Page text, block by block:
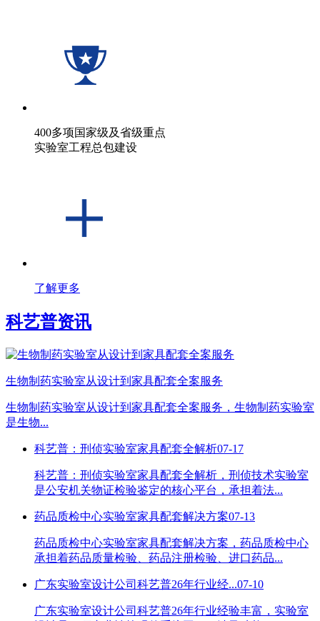
400多项国家级及省级重点
实验室工程总包建设
了解更多
科艺普资讯
生物制药实验室从设计到家具配套全案服务
生物制药实验室从设计到家具配套全案服务，生物制药实验室
是生物...
科艺普：刑侦实验室家具配套全解析07-17
科艺普：刑侦实验室家具配套全解析，刑侦技术实验室
是公安机关物证检验鉴定的核心平台，承担着法...
药品质检中心实验室家具配套解决方案07-13
药品质检中心实验室家具配套解决方案，药品质检中心
承担着药品质量检验、药品注册检验、进口药品...
广东实验室设计公司科艺普26年行业经...07-10
广东实验室设计公司科艺普26年行业经验丰富，实验室